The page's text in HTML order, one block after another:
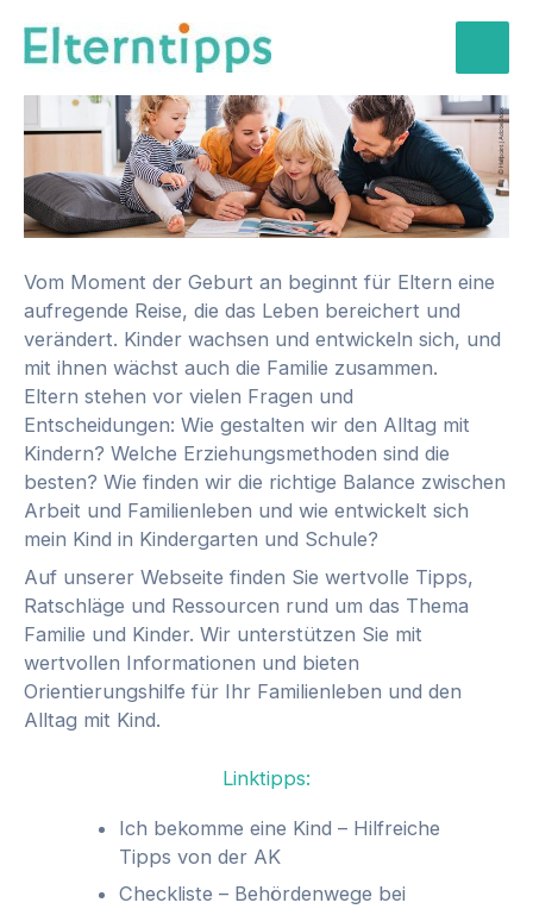
Inhalt
springen
Vom Moment der Geburt an beginnt für Eltern eine
aufregende Reise, die das Leben bereichert und
verändert. Kinder wachsen und entwickeln sich, und
mit ihnen wächst auch die Familie zusammen.
Eltern stehen vor vielen Fragen und
Entscheidungen: Wie gestalten wir den Alltag mit
Kindern? Welche Erziehungsmethoden sind die
besten? Wie finden wir die richtige Balance zwischen
Arbeit und Familienleben und wie entwickelt sich
mein Kind in Kindergarten und Schule?
Auf unserer Webseite finden Sie wertvolle Tipps,
Ratschläge und Ressourcen rund um das Thema
Familie und Kinder. Wir unterstützen Sie mit
wertvollen Informationen und bieten
Orientierungshilfe für Ihr Familienleben und den
Alltag mit Kind.
Linktipps:
Ich bekomme eine Kind – Hilfreiche
Tipps von der AK
Checkliste – Behördenwege bei